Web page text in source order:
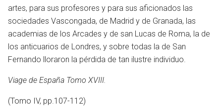
artes, para sus profesores y para sus aficionados las
sociedades Vascongada, de Madrid y de Granada, las
academias de los Arcades y de san Lucas de Roma, la de
los anticuarios de Londres, y sobre todas la de San
Fernando lloraron la pérdida de tan ilustre individuo.
Viage de España Tomo XVIII.
(Tomo IV, pp.107-112)